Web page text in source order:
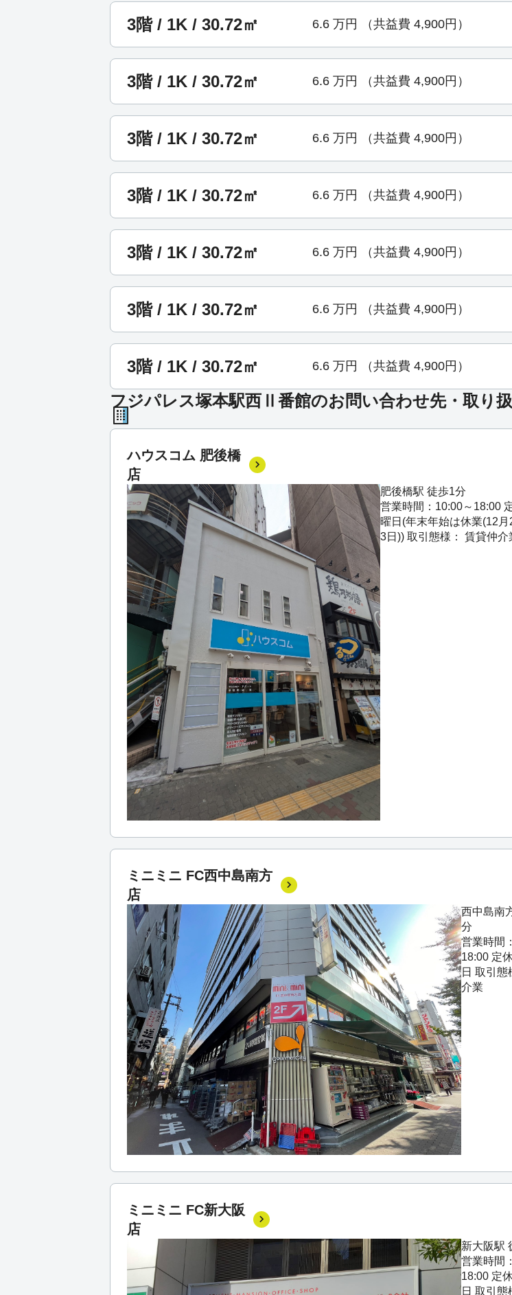
3階 / 1K / 30.72㎡ 6.6 万円 （共益費 4,900円）
3階 / 1K / 30.72㎡ 6.6 万円 （共益費 4,900円）
3階 / 1K / 30.72㎡ 6.6 万円 （共益費 4,900円）
3階 / 1K / 30.72㎡ 6.6 万円 （共益費 4,900円）
3階 / 1K / 30.72㎡ 6.6 万円 （共益費 4,900円）
3階 / 1K / 30.72㎡ 6.6 万円 （共益費 4,900円）
3階 / 1K / 30.72㎡ 6.6 万円 （共益費 4,900円）
フジパレス塚本駅西Ⅱ番館のお問い合わせ先・取り
ハウスコム 肥後橋
店
肥後橋駅 徒歩1分
営業時間：10:00～18:00
曜日(年末年始は休業(12月
3日)) 取引態様： 賃貸仲介
ミニミニ FC西中島南方
店
西中島南
分
営業時間
18:00 定
日取引態
介業
ミニミニ FC新大阪
店
新大阪駅
営業時間
18:00 定
日 取引態